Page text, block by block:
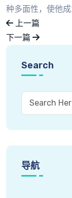
种多面性，使他
上一篇
下一篇
Search
导航